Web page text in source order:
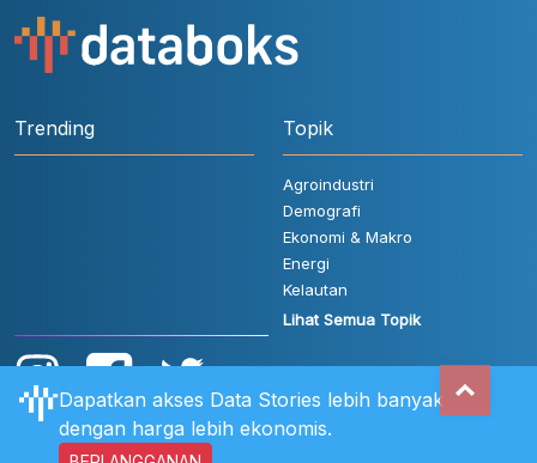
Trending Topik
Agroindustri
Demografi
Ekonomi & Makro
Energi
Kelautan
Lihat Semua Topik
Dapatkan akses Data Stories lebih banyak
dengan harga lebih ekonomis.